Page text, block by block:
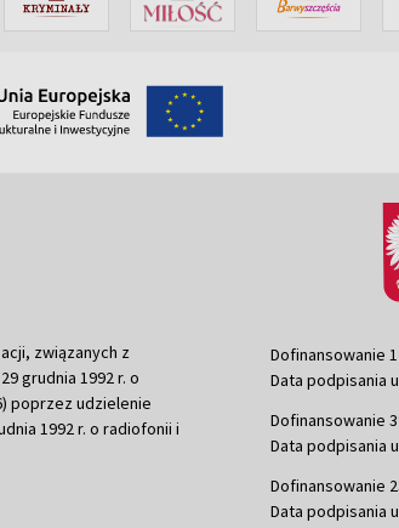
związanych z
grudnia 1992 r. o
poprzez udzielenie
1992 r. o radiofonii i
Dofinansowanie
Data podpisania
Dofinansowanie
Data podpisania
Dofinansowanie
Data podpisania